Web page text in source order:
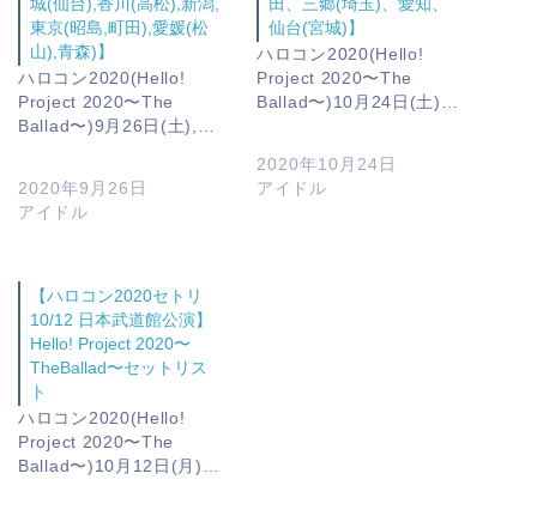
東京(昭島,町田),愛媛(松
山),青森)】
ハロコン2020(Hello!
Project 2020〜The
Ballad〜)9月26日(土),…
2020年9月26日
アイドル
仙台(宮城)】
ハロコン2020(Hello!
Project 2020〜The
Ballad〜)10月24日(土)…
2020年10月24日
アイドル
【ハロコン2020セトリ
10/12 日本武道館公演】
Hello! Project 2020〜
TheBallad〜セットリス
ト
ハロコン2020(Hello!
Project 2020〜The
Ballad〜)10月12日(月)…